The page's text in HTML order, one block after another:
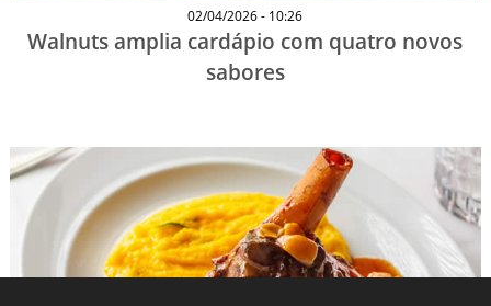
02/04/2026 - 10:26
Walnuts amplia cardápio com quatro novos
sabores